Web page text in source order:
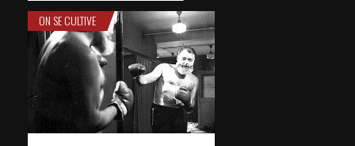
ON SE CULTIVE